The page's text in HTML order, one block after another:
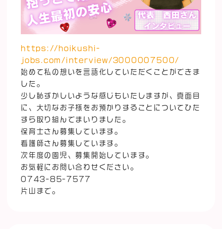
https://hoikushi-
jobs.com/interview/3000007500/
始めて私の想いを言語化していただくことができま
した。
少し恥ずかしいような感じもいたしますが、真面目
に、大切なお子様をお預かりすることについてひた
すら取り組んでまいりました。
保育士さん募集しています。
看護師さん募集しています。
次年度の園児、募集開始しています。
お気軽にお問い合わせください。
0743-85-7577
片山まで。